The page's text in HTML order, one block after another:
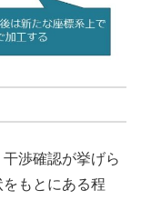
渉確認が挙げら
もとにある程